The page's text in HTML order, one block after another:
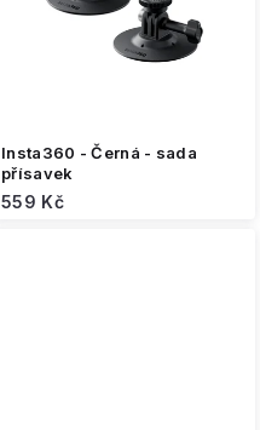
Insta360 - Černá - sada
přísavek
559 Kč